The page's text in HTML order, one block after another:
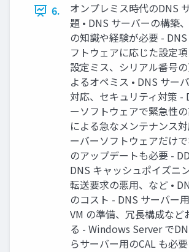
6.
オンプレミス時代のDNS
題 • DNS サーバーの構築
の知識や経験が必要 -
フトウェアに応じた設定
設定ミス、シリアル番号
よるオペミス • DNS サー
対応、セキュリティ対策 -
ーソフトウェアで緊急性
による急なメンテナンス
ーバーソフトウェアだけ
のアップデートも必要 -
DNS キャッシュポイズニ
転送要求の悪用、など •
のコスト - DNS サーバー
VM の準備、冗長構成など
る - Windows Server で
らサーバー用のCAL も必